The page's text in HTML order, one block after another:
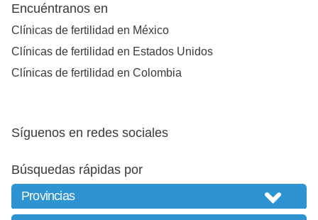
Encuéntranos en
Clínicas de fertilidad en México
Clínicas de fertilidad en Estados Unidos
Clínicas de fertilidad en Colombia
Síguenos en redes sociales
Búsquedas rápidas por